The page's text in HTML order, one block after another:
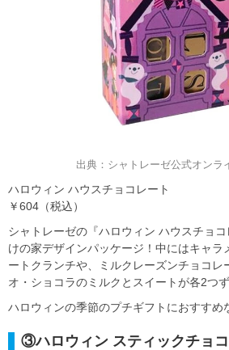
出典：シャトレーゼ公式オンラ
ハロウィン ハウスチョコレート
￥604（税込）
シャトレーゼの『ハロウィン ハウスチョ
けの家デザインパッケージ！中にはキャラ
ートクランチや、ミルクレーズンチョコレ
オ・ショコラのミルクとスイートが各2つ
ハロウィンの季節のプチギフトにおすすめ
③ハロウィン スティックチョ